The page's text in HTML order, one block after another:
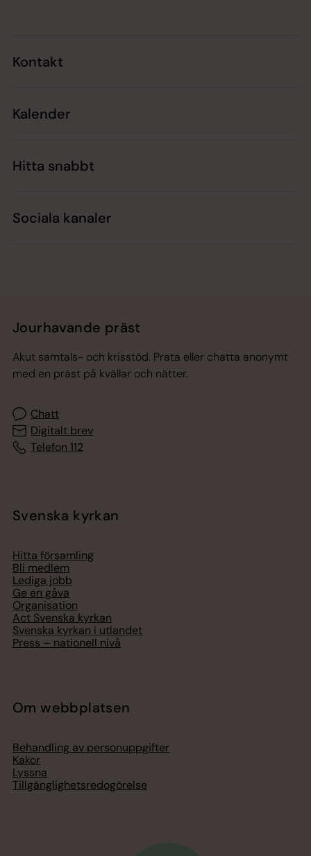
Kontakt
Kalender
Hitta snabbt
Sociala kanaler
Jourhavande präst
Akut samtals- och krisstöd. Prata eller chatta anonymt
med en präst på kvällar och nätter.
Chatt
Digitalt brev
Telefon 112
Svenska kyrkan
Hitta församling
Bli medlem
Lediga jobb
Ge en gåva
Organisation
Act Svenska kyrkan
Svenska kyrkan i utlandet
Press – nationell nivå
Om webbplatsen
Behandling av personuppgifter
Kakor
Lyssna
Tillgänglighetsredogörelse